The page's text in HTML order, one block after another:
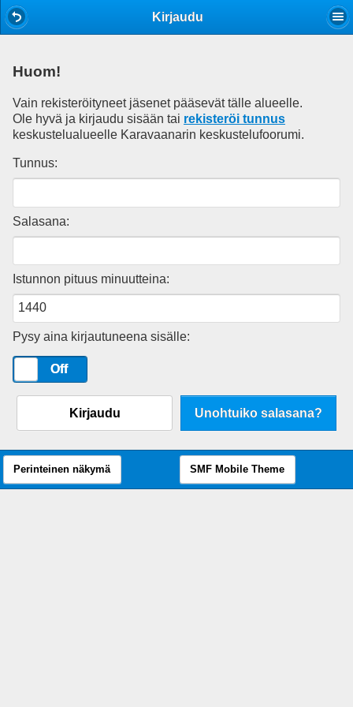
Kirjaudu
Huom!
Vain rekisteröityneet jäsenet pääsevät tälle alueelle.
Ole hyvä ja kirjaudu sisään tai rekisteröi tunnus
keskustelualueelle Karavaanarin keskustelufoorumi.
Tunnus:
Salasana:
Istunnon pituus minuutteina:
Pysy aina kirjautuneena sisälle:
Off
Kirjaudu Unohtuiko salasana?
Perinteinen näkymä SMF Mobile Theme